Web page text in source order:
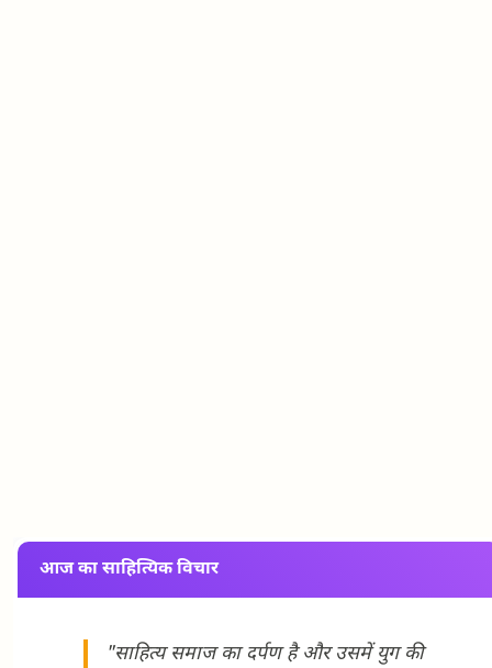
आज का साहित्यिक विचार
"साहित्य समाज का दर्पण है और उसमें युग की